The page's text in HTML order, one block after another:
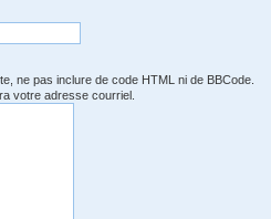
ne pas inclure de code HTML ni de BBCode.
votre adresse courriel.